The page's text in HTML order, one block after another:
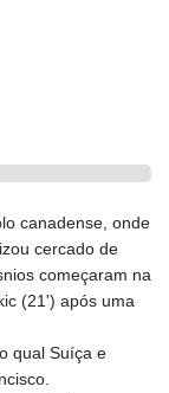
canadense, onde
cercado de
começaram na
(21') após uma
qual Suíça e